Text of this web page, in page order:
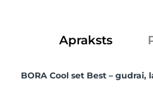
Apraksts
BORA Cool set Best –